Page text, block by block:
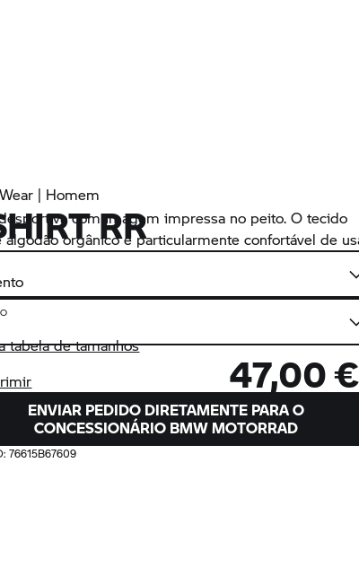
| Homem
RR
com imagem impressa no peito. O tecido
algodão orgânico é particularmente confortável de
tabela de tamanhos
47,00 €
ENVIAR PEDIDO DIRETAMENTE PARA O
CONCESSIONÁRIO BMW MOTORRAD
76615B67609